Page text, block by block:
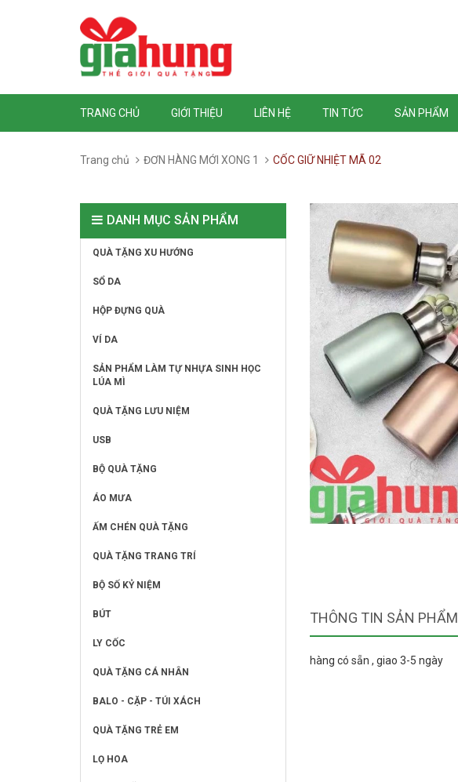
TRANG CHỦ GIỚI THIỆU LIÊN HỆ TIN TỨC SẢN PHẨM
Trang chủ ĐƠN HÀNG MỚI XONG 1 CỐC GIỮ NHIỆT MÃ 02
THÔNG TIN SẢN PHẨM
hàng có sẵn , giao 3-5 ngày
DANH MỤC SẢN PHẨM
QUÀ TẶNG XU HƯỚNG
SỔ DA
HỘP ĐỰNG QUÀ
VÍ DA
SẢN PHẨM LÀM TỰ NHỰA SINH HỌC
LÚA MÌ
QUÀ TẶNG LƯU NIỆM
USB
BỘ QUÀ TẶNG
ÁO MƯA
ẤM CHÉN QUÀ TẶNG
QUÀ TẶNG TRANG TRÍ
BỘ SỐ KỶ NIỆM
BÚT
LY CỐC
QUÀ TẶNG CÁ NHÂN
BALO - CẶP - TÚI XÁCH
QUÀ TẶNG TRẺ EM
LỌ HOA